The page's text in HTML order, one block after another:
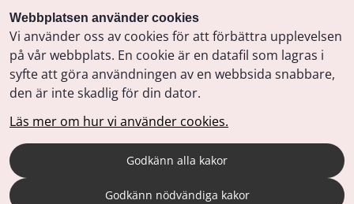
Webbplatsen använder cookies
Vi använder oss av cookies för att förbättra upplevelsen
på vår webbplats. En cookie är en datafil som lagras i
syfte att göra användningen av en webbsida snabbare,
den är inte skadlig för din dator.
Läs mer om hur vi använder cookies.
Godkänn alla kakor
Godkänn nödvändiga kakor